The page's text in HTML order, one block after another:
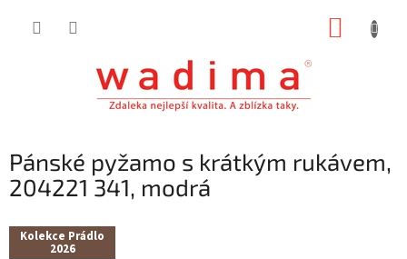
Pánské pyžamo s krátkým rukávem,
204221 341, modrá
Kolekce Prádlo
2026